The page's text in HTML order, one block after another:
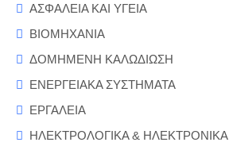
ΑΣΦΑΛΕΙΑ ΚΑΙ ΥΓΕΙΑ
ΒΙΟΜΗΧΑΝΙΑ
ΔΟΜΗΜΕΝΗ ΚΑΛΩΔΙΩΣΗ
ΕΝΕΡΓΕΙΑΚΑ ΣΥΣΤΗΜΑΤΑ
ΕΡΓΑΛΕΙΑ
ΗΛΕΚΤΡΟΛΟΓΙΚΑ & ΗΛΕΚΤΡΟΝΙΚΑ